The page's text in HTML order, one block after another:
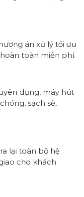
án xử lý tối ưu
toàn miễn phí.
dụng, máy hút
sạch sẽ,
lại toàn bộ hệ
cho khách